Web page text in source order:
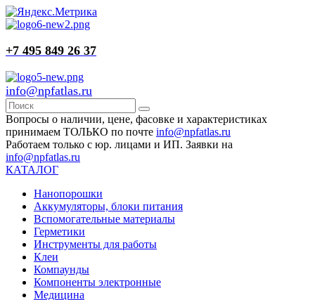
+7 495 849 26 37
info@npfatlas.ru
Вопросы о наличии, цене, фасовке и характеристиках
принимаем ТОЛЬКО по почте info@npfatlas.ru
Работаем только с юр. лицами и ИП. Заявки на
info@npfatlas.ru
КАТАЛОГ
Нанопорошки
Аккумуляторы, блоки питания
Вспомогательные материалы
Герметики
Инструменты для работы
Клеи
Компаунды
Компоненты электронные
Медицина